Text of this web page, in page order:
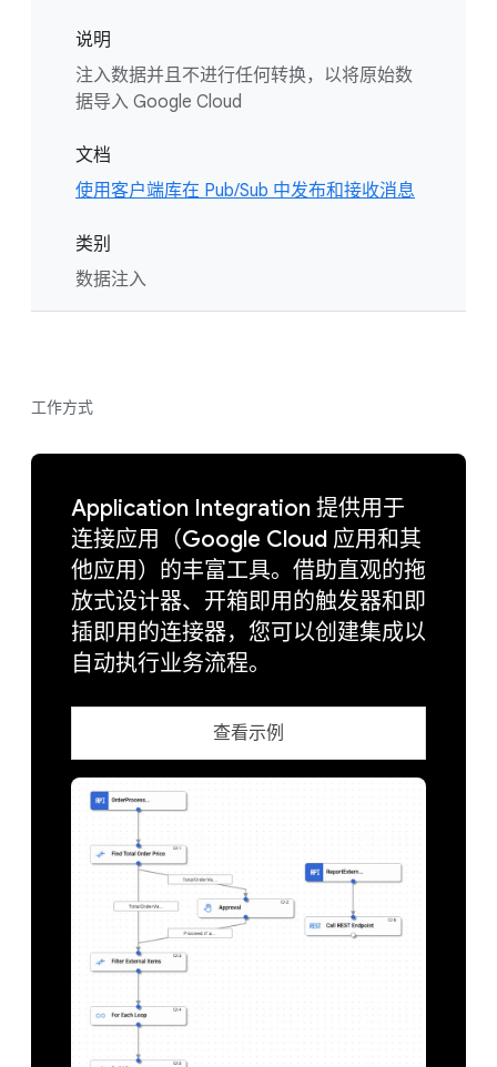
说明
注入数据并且不进行任何转换，以将原始数
据导入 Google Cloud
文档
使用客户端库在 Pub/Sub 中发布和接收消息
类别
数据注入
工作方式
Application Integration 提供用于
连接应用（Google Cloud 应用和其
他应用）的丰富工具。借助直观的拖
放式设计器、开箱即用的触发器和即
插即用的连接器，您可以创建集成以
自动执行业务流程。
查看示例